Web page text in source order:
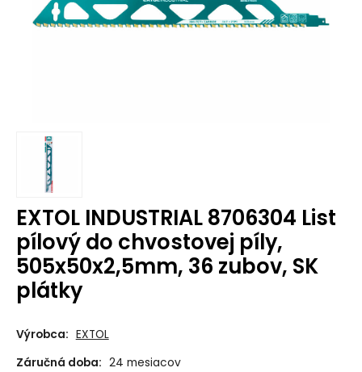
EXTOL INDUSTRIAL 8706304 List
pílový do chvostovej píly,
505x50x2,5mm, 36 zubov, SK
plátky
Výrobca: EXTOL
Záručná doba: 24 mesiacov